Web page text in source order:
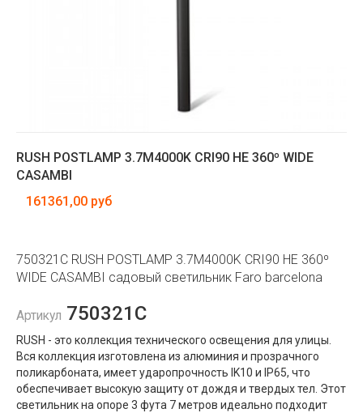
RUSH POSTLAMP 3.7M4000K CRI90 HE 360º WIDE
CASAMBI
161361,00 руб
750321C RUSH POSTLAMP 3.7M4000K CRI90 HE 360º
WIDE CASAMBI садовый светильник Faro barcelona
Артикул 750321C
RUSH - это коллекция технического освещения для улицы.
Вся коллекция изготовлена ​​из алюминия и прозрачного
поликарбоната, имеет ударопрочность IK10 и IP65, что
обеспечивает высокую защиту от дождя и твердых тел. Этот
светильник на опоре 3 фута 7 метров идеально подходит